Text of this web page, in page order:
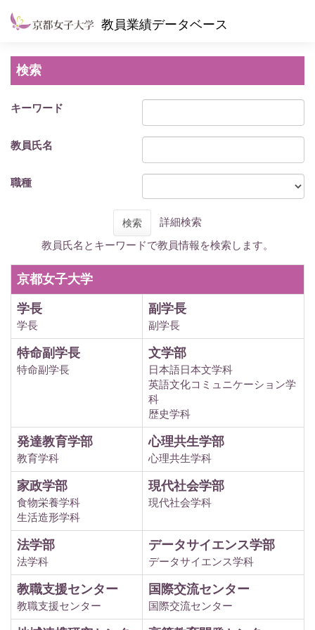
教員業績データベース
検索
キーワード
教員氏名
職種
検索
詳細検索
教員氏名とキーワードで教員情報を検索します。
京都女子大学
学長
学長
副学長
副学長
特命副学長
特命副学長
文学部
日本語日本文学科
英語文化コミュニケーション学
科
歴史学科
発達教育学部
教育学科
心理共生学部
心理共生学科
家政学部
食物栄養学科
生活造形学科
現代社会学部
現代社会学科
法学部
法学科
データサイエンス学部
データサイエンス学科
教職支援センター
教職支援センター
国際交流センター
国際交流センター